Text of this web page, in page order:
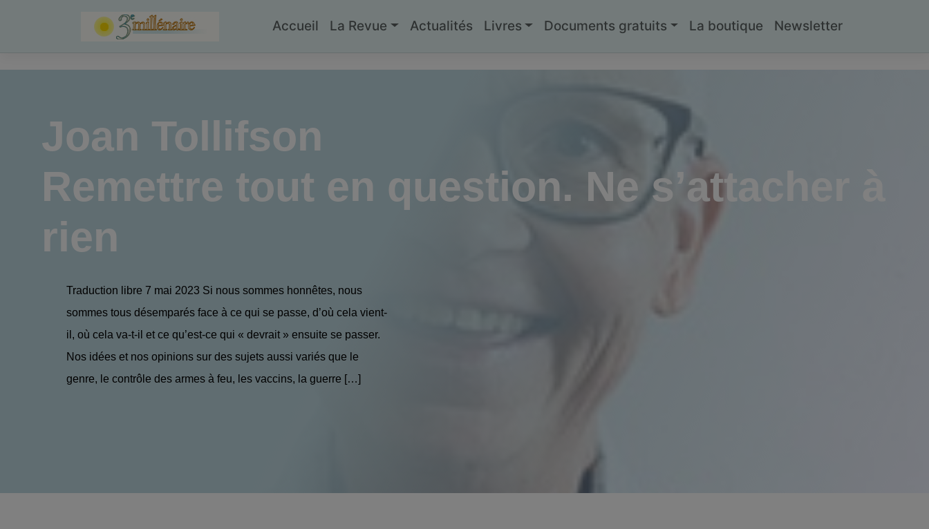
Accueil La Revue Actualités Livres Documents gratuits La boutique Newsletter
Joan Tollifson
Remettre tout en question. Ne s’attacher à
rien
Traduction libre 7 mai 2023 Si nous sommes honnêtes, nous
sommes tous désemparés face à ce qui se passe, d’où cela vient-
il, où cela va-t-il et ce qu’est-ce qui « devrait » ensuite se passer.
Nos idées et nos opinions sur des sujets aussi variés que le
genre, le contrôle des armes à feu, les vaccins, la guerre […]